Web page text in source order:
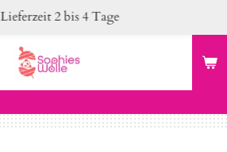
Lieferzeit 2 bis 4 Tage